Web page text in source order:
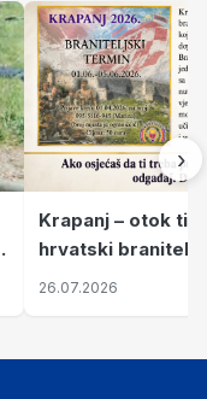
Krapanj – otok
hrvatski branitelji
pronalaze mir
26.07.2026
›